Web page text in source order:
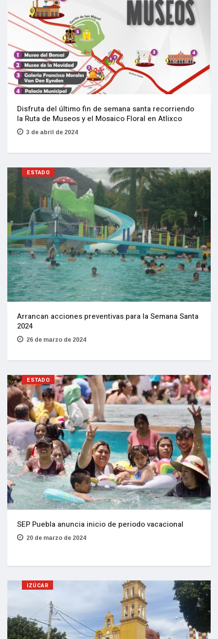
Disfruta del último fin de semana santa recorriendo
la Ruta de Museos y el Mosaico Floral en Atlixco
3 de abril de 2024
ESTADO
Arrancan acciones preventivas para la Semana Santa
2024
26 de marzo de 2024
ESTADO
SEP Puebla anuncia inicio de periodo vacacional
20 de marzo de 2024
IZÚCAR